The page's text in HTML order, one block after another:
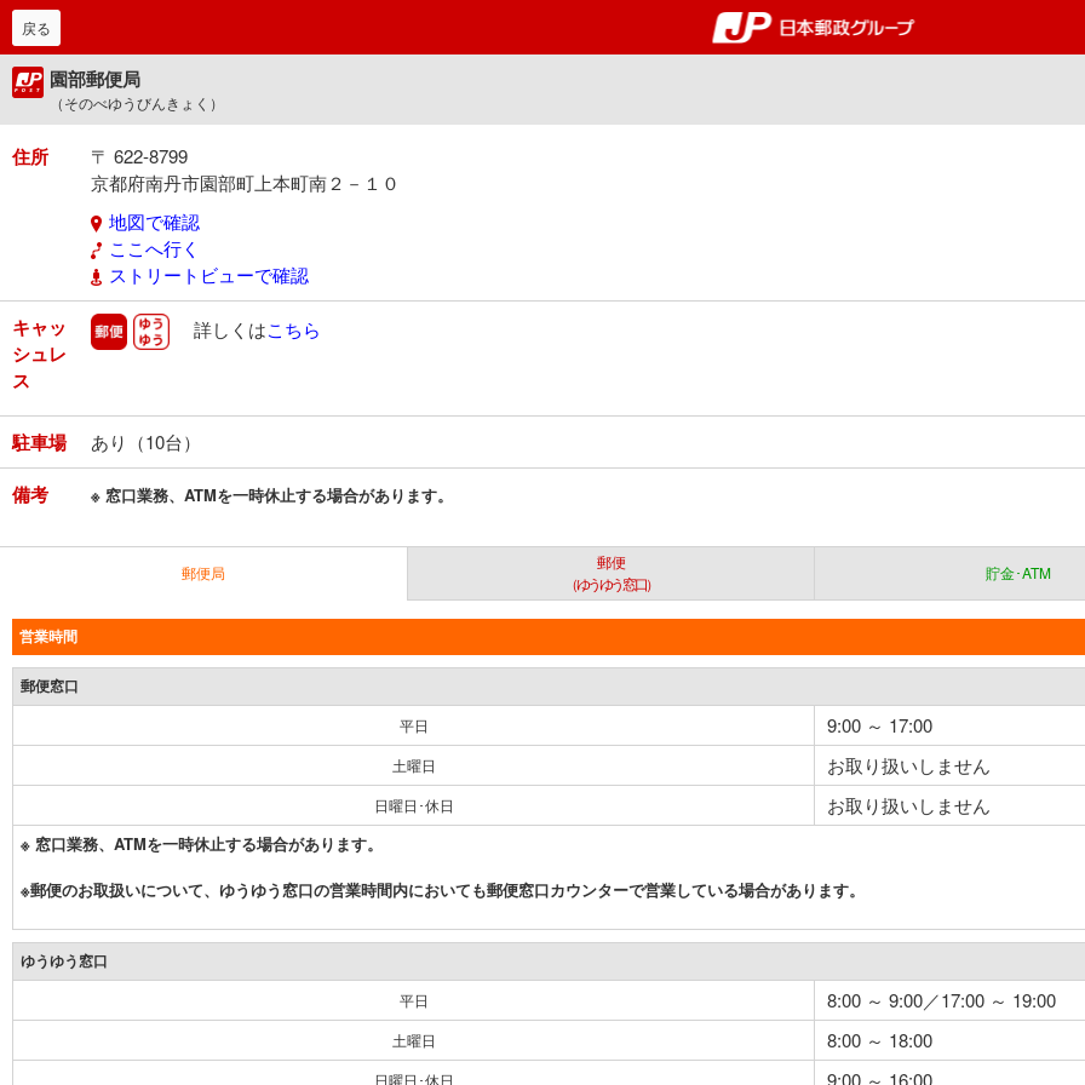
郵便局・日本郵政グルー
戻る
園部郵便局
（そのべゆうびんきょく）
住所
〒 622-8799
京都府南丹市園部町上本町南２－１０
地図で確認
ここへ行く
ストリートビューで確認
キャッ
シュレ
ス
郵便 ゆうゆう
詳しくはこちら
駐車場 あり（10台）
備考 ※ 窓口業務、ATMを一時休止する場合があります。
郵便局
郵便
（ゆうゆう窓口）
貯金･ATM
営業時間
郵便窓口
平日 9:00 ～ 17:00
土曜日 お取り扱いしません
日曜日･休日 お取り扱いしません
※ 窓口業務、ATMを一時休止する場合があります。
※郵便のお取扱いについて、ゆうゆう窓口の営業時間内においても郵便窓口カウンターで営業している場合があります。
ゆうゆう窓口
平日 8:00 ～ 9:00／17:00 ～ 19:00
土曜日 8:00 ～ 18:00
日曜日･休日 9:00 ～ 16:00